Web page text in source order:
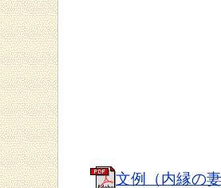
文例（内縁の